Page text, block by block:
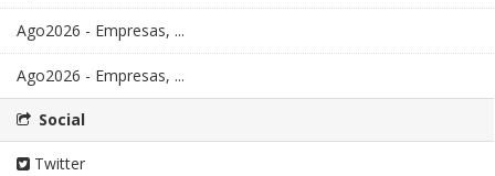
Ago2026 - Empresas, ...
Ago2026 - Empresas, ...
Social
Twitter